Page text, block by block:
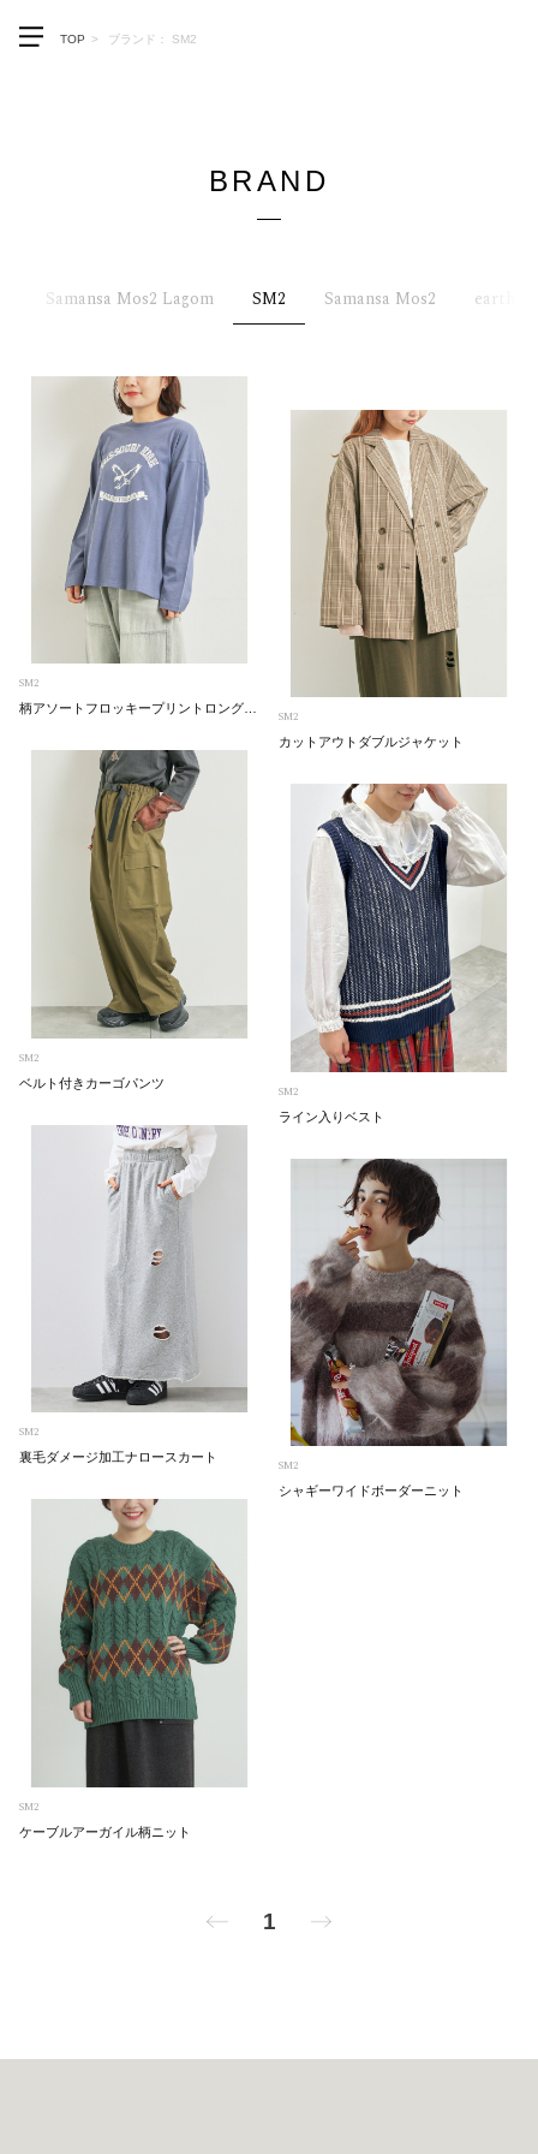
TOP
ブランド： SM2
BRAND
Samansa Mos2 Lagom SM2 Samansa Mos2 earth
SM2
柄アソートフロッキープリントロングTシャツ SM2
カットアウトダブルジャケット
SM2
ベルト付きカーゴパンツ SM2
ライン入りベスト
SM2
裏毛ダメージ加工ナロースカート SM2
シャギーワイドボーダーニット
SM2
ケーブルアーガイル柄ニット
PREV
1